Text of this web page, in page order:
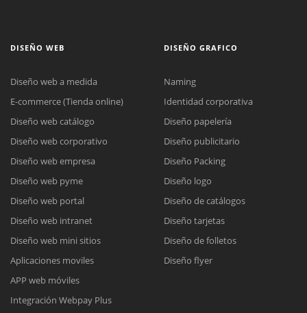
DISEÑO WEB
Diseño web a medida
E-commerce (Tienda online)
Diseño web catálogo
Diseño web corporativo
Diseño web empresa
Diseño web pyme
Diseño web portal
Diseño web intranet
Diseño web mini sitios
Aplicaciones moviles
APP web móviles
Integración Webpay Plus
DISEÑO GRAFICO
Naming
Identidad corporativa
Diseño papelería
Diseño publicitario
Diseño Packing
Diseño logo
Diseño de catálogos
Diseño tarjetas
Diseño de folletos
Diseño flyer